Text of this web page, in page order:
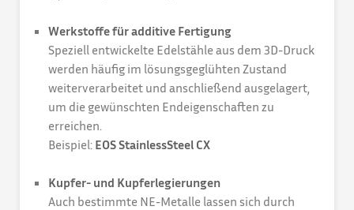
Werkstoffe für additive Fertigung
Speziell entwickelte Edelstähle aus dem 3D-Druck
werden häufig im lösungsgeglühten Zustand
weiterverarbeitet und anschließend ausgelagert,
um die gewünschten Endeigenschaften zu
erreichen.
Beispiel: EOS StainlessSteel CX
Kupfer- und Kupferlegierungen
Auch bestimmte NE-Metalle lassen sich durch